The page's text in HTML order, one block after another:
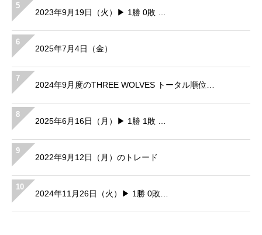
5
2023年9月19日（火）▶ 1勝 0敗 …
6
2025年7月4日（金）
7
2024年9月度のTHREE WOLVES トータル順位…
8
2025年6月16日（月）▶ 1勝 1敗 …
9
2022年9月12日（月）のトレード
10
2024年11月26日（火）▶ 1勝 0敗…